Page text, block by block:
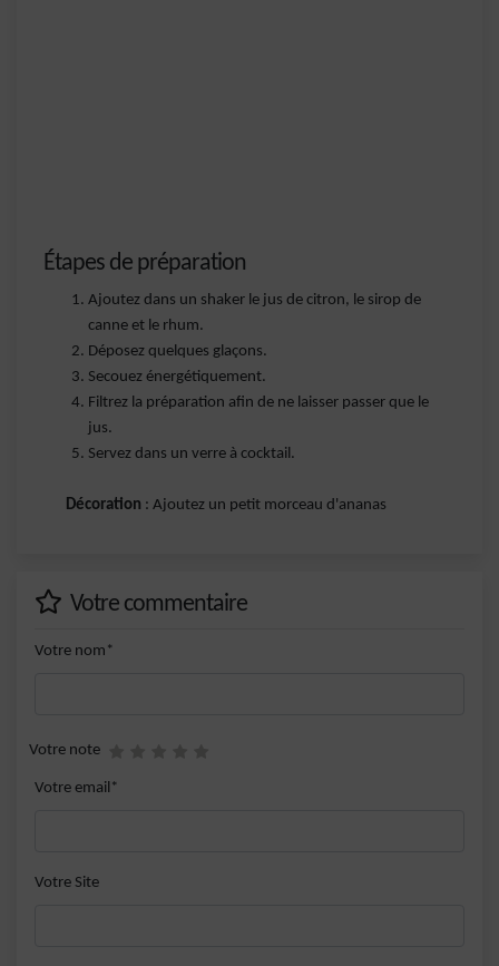
Étapes de préparation
Ajoutez dans un shaker le jus de citron, le sirop de
canne et le rhum.
Déposez quelques glaçons.
Secouez énergétiquement.
Filtrez la préparation afin de ne laisser passer que le
jus.
Servez dans un verre à cocktail.
Décoration : Ajoutez un petit morceau d'ananas
Votre commentaire
Votre nom*
Votre note
Votre email*
Votre Site